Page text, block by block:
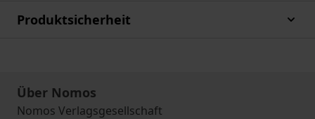
Produktsicherheit
Über Nomos
Nomos Verlagsgesellschaft